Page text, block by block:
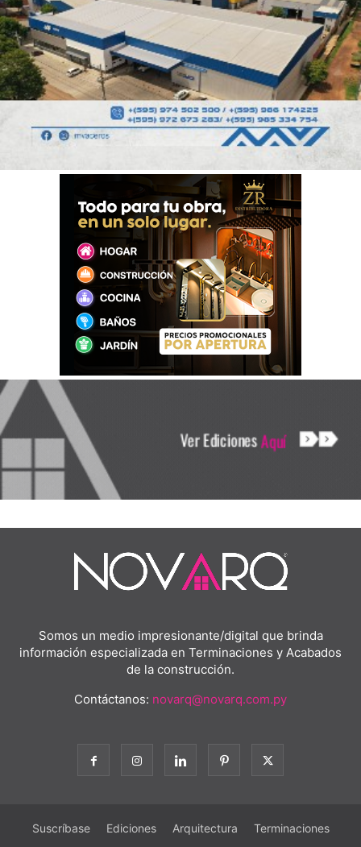
Somos un medio impresionante/digital que brinda
información especializada en Terminaciones y Acabados
de la construcción.
Contáctanos: novarq@novarq.com.py
Suscríbase Ediciones Arquitectura Terminaciones